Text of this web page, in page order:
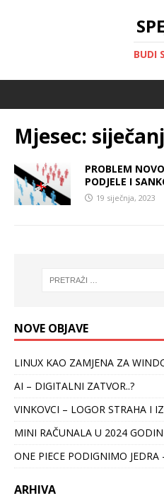
BUDI
Mjesec:
PROBLEM
PODJELE I
19 siječnja, 2023
NOVE OBJAVE
LINUX KAO ZAMJENA ZA
AI – DIGITALNI ZATVOR..?
VINKOVCI – LOGOR STRAHA I
MINI RAČUNALA U 2024
ONE PIECE PODIGNIMO JEDRA
ARHIVA